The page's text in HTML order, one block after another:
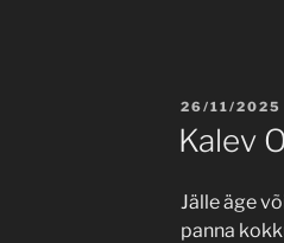
POSTED
ON
26/11/2025
Kalev
Jälle äge
panna